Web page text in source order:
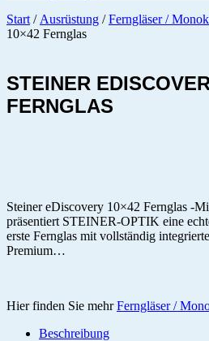
Start / Ausrüstung /Ferngläser /
10×42 Fernglas
STEINER
FERNGLAS
Steiner eDiscovery 10×42 Fernglas -
präsentiert STEINER-OPTIK eine
erste Fernglas mit vollständig
Premium…
Hier finden Sie mehrFerngläser /
Beschreibung